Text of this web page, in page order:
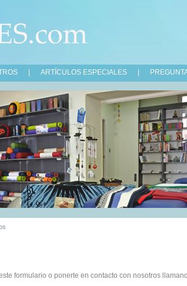
ARTÍCULOS ESPECIALES
formulario o ponerte en contacto con nosotros